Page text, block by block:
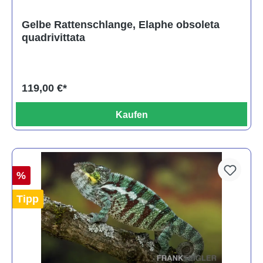
Gelbe Rattenschlange, Elaphe obsoleta
quadrivittata
119,00 €*
Kaufen
%
Tipp